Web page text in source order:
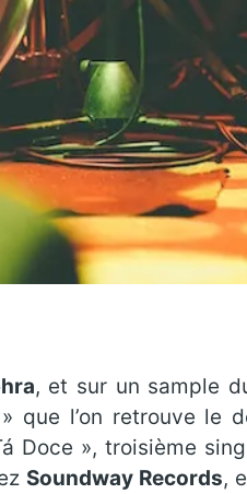
, et sur un sample
que l’on retrouve le
Doce », troisième
Soundway Records,